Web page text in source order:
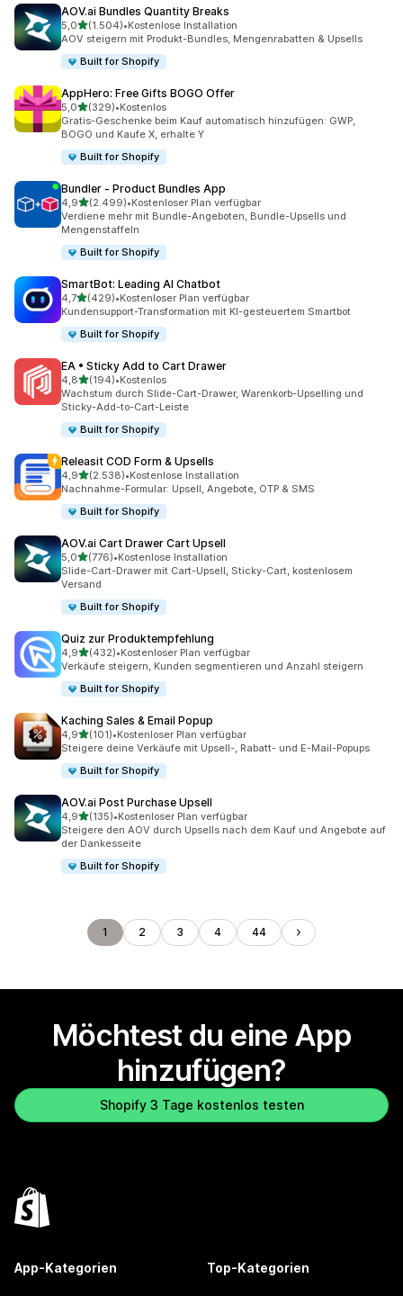
AOV.ai Bundles Quantity Breaks
5,0von 5 Sternen
(1.504)
1504 Rezensionen insgesamt
•Kostenlose Installation
AOV steigern mit Produkt-Bundles, Mengenrabatten & Upsells
Built for Shopify
AppHero: Free Gifts BOGO Offer
5,0von 5 Sternen
(329)
329 Rezensionen insgesamt
•Kostenlos
Gratis-Geschenke beim Kauf automatisch hinzufügen: GWP,
BOGO und Kaufe X, erhalte Y
Built for Shopify
Bundler ‑ Product Bundles App
4,9von 5 Sternen
(2.499)
2499 Rezensionen insgesamt
•Kostenloser Plan verfügbar
Verdiene mehr mit Bundle-Angeboten, Bundle-Upsells und
Mengenstaffeln
Built for Shopify
SmartBot: Leading AI Chatbot
4,7von 5 Sternen
(429)
429 Rezensionen insgesamt
•Kostenloser Plan verfügbar
Kundensupport-Transformation mit KI-gesteuertem Smartbot
Built for Shopify
EA • Sticky Add to Cart Drawer
4,8von 5 Sternen
(194)
194 Rezensionen insgesamt
•Kostenlos
Wachstum durch Slide-Cart-Drawer, Warenkorb-Upselling und
Sticky-Add-to-Cart-Leiste
Built for Shopify
Releasit COD Form & Upsells
4,9von 5 Sternen
(2.538)
2538 Rezensionen insgesamt
•Kostenlose Installation
Nachnahme-Formular: Upsell, Angebote, OTP & SMS
Built for Shopify
AOV.ai Cart Drawer Cart Upsell
5,0von 5 Sternen
(776)
776 Rezensionen insgesamt
•Kostenlose Installation
Slide-Cart-Drawer mit Cart-Upsell, Sticky-Cart, kostenlosem
Versand
Built for Shopify
Quiz zur Produktempfehlung
4,9von 5 Sternen
(432)
432 Rezensionen insgesamt
•Kostenloser Plan verfügbar
Verkäufe steigern, Kunden segmentieren und Anzahl steigern
Built for Shopify
Kaching Sales & Email Popup
4,9von 5 Sternen
(101)
101 Rezensionen insgesamt
•Kostenloser Plan verfügbar
Steigere deine Verkäufe mit Upsell-, Rabatt- und E-Mail-Popups
Built for Shopify
AOV.ai Post Purchase Upsell
4,9von 5 Sternen
(135)
135 Rezensionen insgesamt
•Kostenloser Plan verfügbar
Steigere den AOV durch Upsells nach dem Kauf und Angebote auf
der Dankesseite
Built for Shopify
1 2 3 4 44
Möchtest du eine App
hinzufügen?
Shopify 3 Tage kostenlos testen
App-Kategorien Top-Kategorien